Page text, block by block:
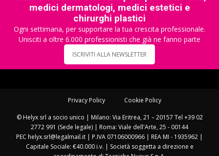
medici dermatologi, medici estetici e
chirurghi plastici
Ogni settimana, per supportare la tua crescita professionale.
Unisciti a oltre 6.000 professionisti che già ne fanno parte
ISCRIVITI ALLA NEWSLETTER
Privacy Policy Cookie Policy
© Helyx srl a socio unico | Milano: Via Eritrea, 21 – 20157 Tel +39 02
2772 991 (Sede legale) | Roma: Viale dell'Arte, 25 - 00144
PEC helyx.srl@legalmail.it | P.IVA 07106000966 | REA MI - 1935962 |
Capitale Sociale: €40.000 i.v. | Società soggetta a direzione e